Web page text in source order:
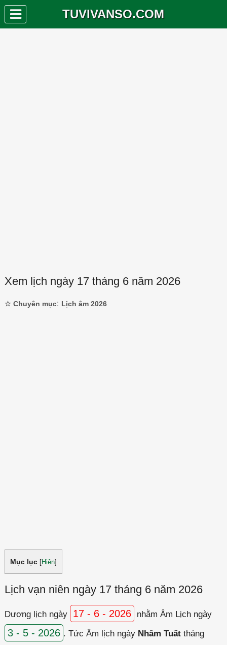
TUVIVANSO.COM
Xem lịch ngày 17 tháng 6 năm 2026
☆ Chuyên mục: Lịch âm 2026
Mục lục Hiện]
Lịch vạn niên ngày 17 tháng 6 năm 2026
Dương lịch ngày 17 - 6 - 2026 nhằm Âm Lịch ngày
3 - 5 - 2026 . Tức Âm lịch ngày Nhâm Tuấttháng